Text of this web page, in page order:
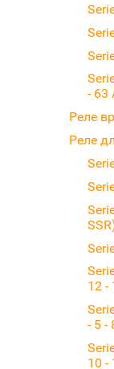
- 63
Реле
Реле
12 -
- 5 -
10 -